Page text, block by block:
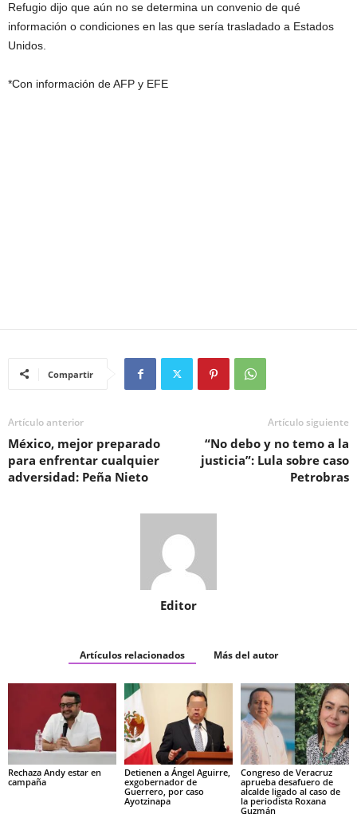
Refugio dijo que aún no se determina un convenio de qué
información o condiciones en las que sería trasladado a Estados
Unidos.
*Con información de AFP y EFE
Compartir
Artículo anterior
México, mejor preparado
para enfrentar cualquier
adversidad: Peña Nieto
Artículo siguiente
“No debo y no temo a la
justicia”: Lula sobre caso
Petrobras
Editor
Artículos relacionados Más del autor
Rechaza Andy estar en
campaña
Detienen a Ángel Aguirre,
exgobernador de
Guerrero, por caso
Ayotzinapa
Congreso de Veracruz
aprueba desafuero de
alcalde ligado al caso de
la periodista Roxana
Guzmán